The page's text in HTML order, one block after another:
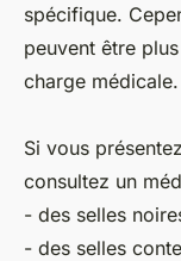
spécifique.
peuvent être
charge médicale.
Si vous
consultez un
- des selles
- des selles